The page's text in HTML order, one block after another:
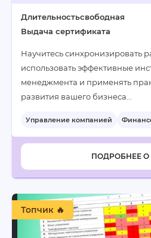
Длительностьсвободная
Выдача сертификата
Научитесь синхронизировать
использовать эффективные
менеджмента и применять
развития вашего бизнеса…
Управление компанией
ПОДРОБНЕЕ О
Топчик 🔥